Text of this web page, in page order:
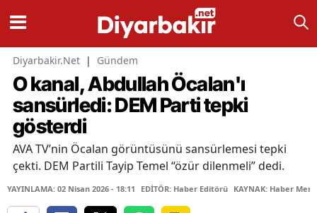
Diyarbakir.Net | Gündem
O kanal, Abdullah Öcalan'ı
sansürledi: DEM Parti tepki
gösterdi
AVA TV’nin Öcalan görüntüsünü sansürlemesi tepki
çekti. DEM Partili Tayip Temel “özür dilenmeli” dedi.
YAYINLAMA: 02 Nisan 2026 - 18:11 EDİTÖR: Haber Editörü KAYNAK: Haber